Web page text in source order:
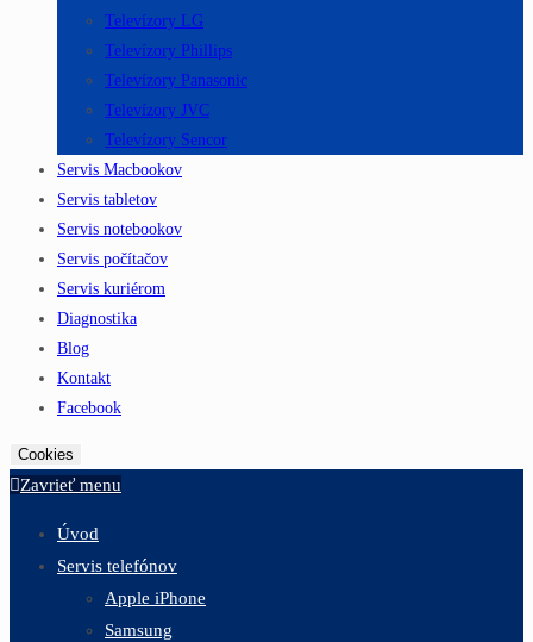
Televízory LG
Televízory Phillips
Televízory Panasonic
Televízory JVC
Televízory Sencor
Servis Macbookov
Servis tabletov
Servis notebookov
Servis počítačov
Servis kuriérom
Diagnostika
Blog
Kontakt
Facebook
Cookies
Zavrieť menu
Úvod
Servis telefónov
Apple iPhone
Samsung